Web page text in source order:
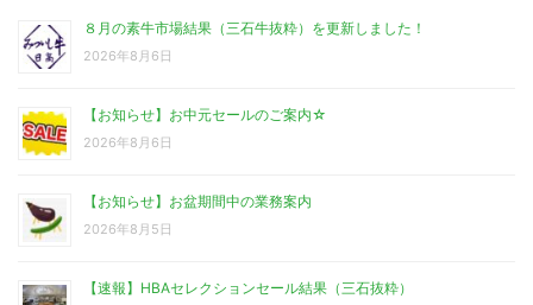
８月の素牛市場結果（三石牛抜粋）を更新しました！
2026年8月6日
【お知らせ】お中元セールのご案内☆
2026年8月6日
【お知らせ】お盆期間中の業務案内
2026年8月5日
【速報】HBAセレクションセール結果（三石抜粋）